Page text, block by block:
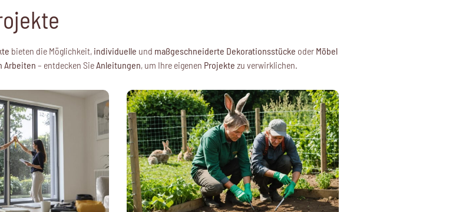
bieten die Möglichkeit, individuelle und maßgeschneiderte Dekorationsstücke oder Möbel
Arbeiten – entdecken Sie Anleitungen, um Ihre eigenen Projekte zu verwirklichen.